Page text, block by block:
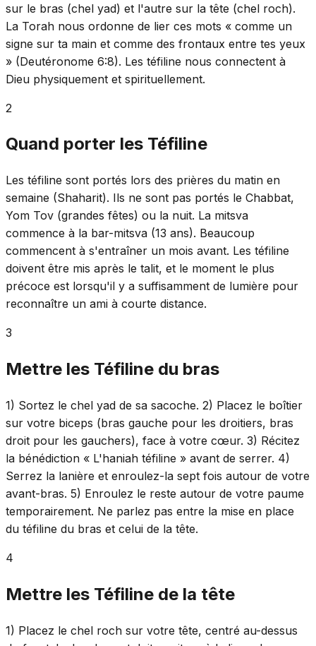
sur le bras (chel yad) et l'autre sur la tête (chel roch).
La Torah nous ordonne de lier ces mots « comme un
signe sur ta main et comme des frontaux entre tes yeux
» (Deutéronome 6:8). Les téfiline nous connectent à
Dieu physiquement et spirituellement.
2
Quand porter les Téfiline
Les téfiline sont portés lors des prières du matin en
semaine (Shaharit). Ils ne sont pas portés le Chabbat,
Yom Tov (grandes fêtes) ou la nuit. La mitsva
commence à la bar-mitsva (13 ans). Beaucoup
commencent à s'entraîner un mois avant. Les téfiline
doivent être mis après le talit, et le moment le plus
précoce est lorsqu'il y a suffisamment de lumière pour
reconnaître un ami à courte distance.
3
Mettre les Téfiline du bras
1) Sortez le chel yad de sa sacoche. 2) Placez le boîtier
sur votre biceps (bras gauche pour les droitiers, bras
droit pour les gauchers), face à votre cœur. 3) Récitez
la bénédiction « L'haniah téfiline » avant de serrer. 4)
Serrez la lanière et enroulez-la sept fois autour de votre
avant-bras. 5) Enroulez le reste autour de votre paume
temporairement. Ne parlez pas entre la mise en place
du téfiline du bras et celui de la tête.
4
Mettre les Téfiline de la tête
1) Placez le chel roch sur votre tête, centré au-dessus